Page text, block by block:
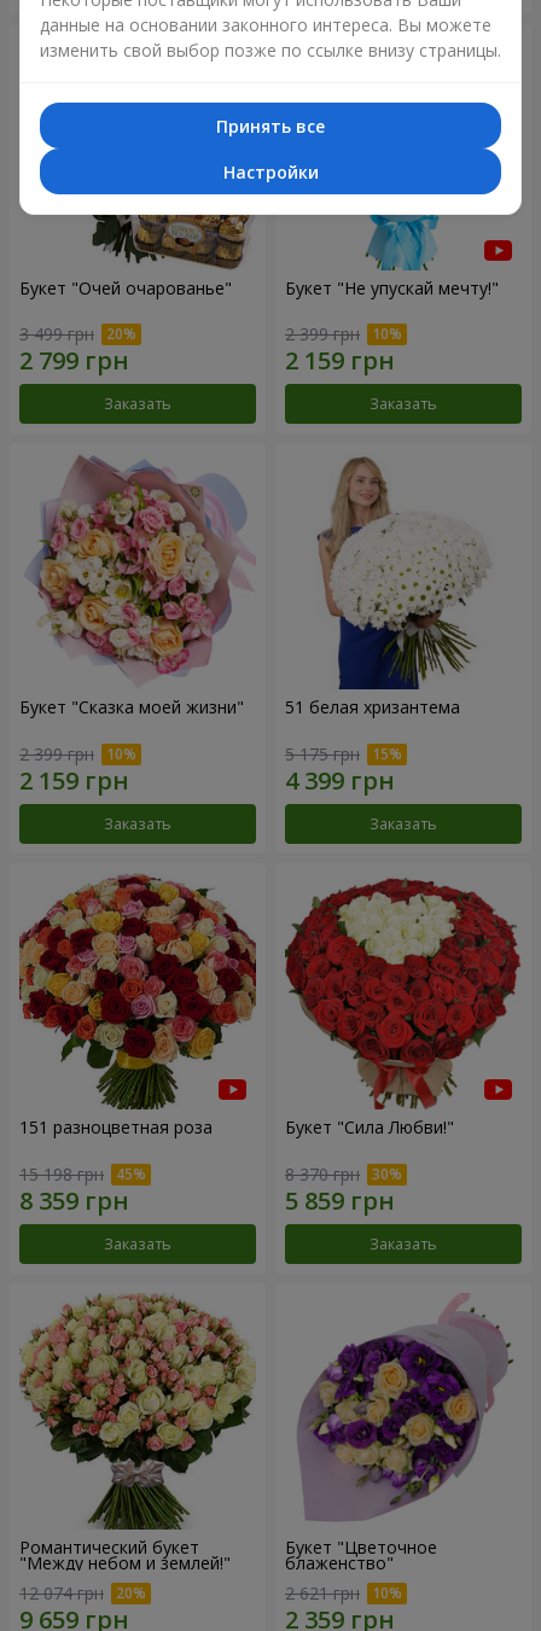
Букет "Очей очарованье"
3 499 грн
Заказать
Букет "Не упускай мечту!"
2 399 грн
Заказать
Букет "Сказка моей жизни"
2 399 грн
Заказать
51 белая хризантема
5 175 грн
Заказать
151 разноцветная роза
15 198 грн
Заказать
Букет "Сила Любви!"
8 370 грн
Заказать
Романтический букет
"Между небом и землей!"
12 074 грн
Букет "Цветочное
блаженство"
2 621 грн
данные на основании законного интереса. Вы можете
изменить свой выбор позже по ссылке внизу страницы.
Принять все
Настройки